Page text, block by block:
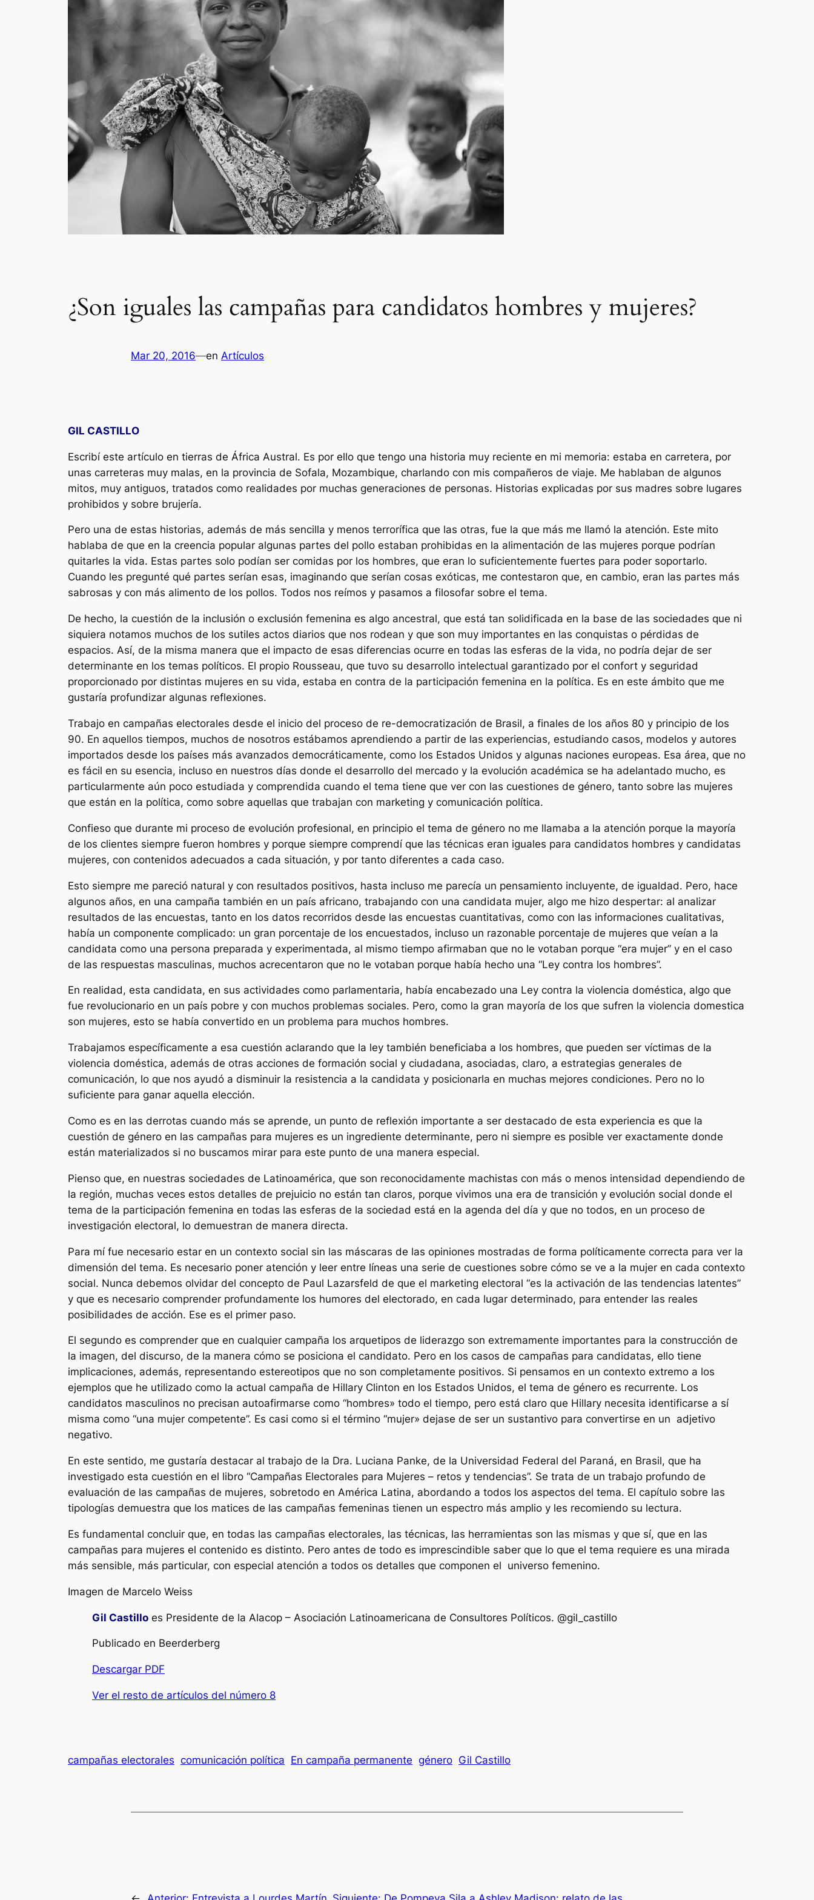
¿Son iguales las campañas para candidatos hombres y mujeres?
Mar 20, 2016—en Artículos
GIL CASTILLO
Escribí este artículo en tierras de África Austral. Es por ello que tengo una historia muy reciente en mi memoria: estaba en carretera, por
unas carreteras muy malas, en la provincia de Sofala, Mozambique, charlando con mis compañeros de viaje. Me hablaban de algunos
mitos, muy antiguos, tratados como realidades por muchas generaciones de personas. Historias explicadas por sus madres sobre lugares
prohibidos y sobre brujería.
Pero una de estas historias, además de más sencilla y menos terrorífica que las otras, fue la que más me llamó la atención. Este mito
hablaba de que en la creencia popular algunas partes del pollo estaban prohibidas en la alimentación de las mujeres porque podrían
quitarles la vida. Estas partes solo podían ser comidas por los hombres, que eran lo suficientemente fuertes para poder soportarlo.
Cuando les pregunté qué partes serían esas, imaginando que serían cosas exóticas, me contestaron que, en cambio, eran las partes más
sabrosas y con más alimento de los pollos. Todos nos reímos y pasamos a filosofar sobre el tema.
De hecho, la cuestión de la inclusión o exclusión femenina es algo ancestral, que está tan solidificada en la base de las sociedades que ni
siquiera notamos muchos de los sutiles actos diarios que nos rodean y que son muy importantes en las conquistas o pérdidas de
espacios. Así, de la misma manera que el impacto de esas diferencias ocurre en todas las esferas de la vida, no podría dejar de ser
determinante en los temas políticos. El propio Rousseau, que tuvo su desarrollo intelectual garantizado por el confort y seguridad
proporcionado por distintas mujeres en su vida, estaba en contra de la participación femenina en la política. Es en este ámbito que me
gustaría profundizar algunas reflexiones.
Trabajo en campañas electorales desde el inicio del proceso de re-democratización de Brasil, a finales de los años 80 y principio de los
90. En aquellos tiempos, muchos de nosotros estábamos aprendiendo a partir de las experiencias, estudiando casos, modelos y autores
importados desde los países más avanzados democráticamente, como los Estados Unidos y algunas naciones europeas. Esa área, que no
es fácil en su esencia, incluso en nuestros días donde el desarrollo del mercado y la evolución académica se ha adelantado mucho, es
particularmente aún poco estudiada y comprendida cuando el tema tiene que ver con las cuestiones de género, tanto sobre las mujeres
que están en la política, como sobre aquellas que trabajan con marketing y comunicación política.
Confieso que durante mi proceso de evolución profesional, en principio el tema de género no me llamaba a la atención porque la mayoría
de los clientes siempre fueron hombres y porque siempre comprendí que las técnicas eran iguales para candidatos hombres y candidatas
mujeres, con contenidos adecuados a cada situación, y por tanto diferentes a cada caso.
Esto siempre me pareció natural y con resultados positivos, hasta incluso me parecía un pensamiento incluyente, de igualdad. Pero, hace
algunos años, en una campaña también en un país africano, trabajando con una candidata mujer, algo me hizo despertar: al analizar
resultados de las encuestas, tanto en los datos recorridos desde las encuestas cuantitativas, como con las informaciones cualitativas,
había un componente complicado: un gran porcentaje de los encuestados, incluso un razonable porcentaje de mujeres que veían a la
candidata como una persona preparada y experimentada, al mismo tiempo afirmaban que no le votaban porque “era mujer” y en el caso
de las respuestas masculinas, muchos acrecentaron que no le votaban porque había hecho una “Ley contra los hombres”.
En realidad, esta candidata, en sus actividades como parlamentaria, había encabezado una Ley contra la violencia doméstica, algo que
fue revolucionario en un país pobre y con muchos problemas sociales. Pero, como la gran mayoría de los que sufren la violencia domestica
son mujeres, esto se había convertido en un problema para muchos hombres.
Trabajamos específicamente a esa cuestión aclarando que la ley también beneficiaba a los hombres, que pueden ser víctimas de la
violencia doméstica, además de otras acciones de formación social y ciudadana, asociadas, claro, a estrategias generales de
comunicación, lo que nos ayudó a disminuir la resistencia a la candidata y posicionarla en muchas mejores condiciones. Pero no lo
suficiente para ganar aquella elección.
Como es en las derrotas cuando más se aprende, un punto de reflexión importante a ser destacado de esta experiencia es que la
cuestión de género en las campañas para mujeres es un ingrediente determinante, pero ni siempre es posible ver exactamente donde
están materializados si no buscamos mirar para este punto de una manera especial.
Pienso que, en nuestras sociedades de Latinoamérica, que son reconocidamente machistas con más o menos intensidad dependiendo de
la región, muchas veces estos detalles de prejuicio no están tan claros, porque vivimos una era de transición y evolución social donde el
tema de la participación femenina en todas las esferas de la sociedad está en la agenda del día y que no todos, en un proceso de
investigación electoral, lo demuestran de manera directa.
Para mí fue necesario estar en un contexto social sin las máscaras de las opiniones mostradas de forma políticamente correcta para ver la
dimensión del tema. Es necesario poner atención y leer entre líneas una serie de cuestiones sobre cómo se ve a la mujer en cada contexto
social. Nunca debemos olvidar del concepto de Paul Lazarsfeld de que el marketing electoral “es la activación de las tendencias latentes”
y que es necesario comprender profundamente los humores del electorado, en cada lugar determinado, para entender las reales
posibilidades de acción. Ese es el primer paso.
El segundo es comprender que en cualquier campaña los arquetipos de liderazgo son extremamente importantes para la construcción de
la imagen, del discurso, de la manera cómo se posiciona el candidato. Pero en los casos de campañas para candidatas, ello tiene
implicaciones, además, representando estereotipos que no son completamente positivos. Si pensamos en un contexto extremo a los
ejemplos que he utilizado como la actual campaña de Hillary Clinton en los Estados Unidos, el tema de género es recurrente. Los
candidatos masculinos no precisan autoafirmarse como “hombres» todo el tiempo, pero está claro que Hillary necesita identificarse a sí
misma como “una mujer competente”. Es casi como si el término “mujer» dejase de ser un sustantivo para convertirse en un adjetivo
negativo.
En este sentido, me gustaría destacar al trabajo de la Dra. Luciana Panke, de la Universidad Federal del Paraná, en Brasil, que ha
investigado esta cuestión en el libro “Campañas Electorales para Mujeres – retos y tendencias”. Se trata de un trabajo profundo de
evaluación de las campañas de mujeres, sobretodo en América Latina, abordando a todos los aspectos del tema. El capítulo sobre las
tipologías demuestra que los matices de las campañas femeninas tienen un espectro más amplio y les recomiendo su lectura.
Es fundamental concluir que, en todas las campañas electorales, las técnicas, las herramientas son las mismas y que sí, que en las
campañas para mujeres el contenido es distinto. Pero antes de todo es imprescindible saber que lo que el tema requiere es una mirada
más sensible, más particular, con especial atención a todos os detalles que componen el universo femenino.
Imagen de Marcelo Weiss
Gil Castillo es Presidente de la Alacop – Asociación Latinoamericana de Consultores Políticos. @gil_castillo
Publicado en Beerderberg
Descargar PDF
Ver el resto de artículos del número 8
campañas electorales comunicación política En campaña permanente género Gil Castillo